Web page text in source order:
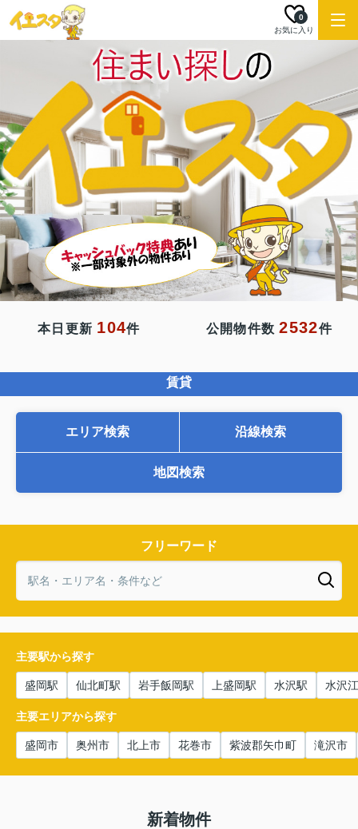
お気に入り
0
本日更新 104件 公開物件数2532件
賃貸
エリア検索 沿線検索
地図検索
フリーワード
主要駅から探す
盛岡駅 仙北町駅 岩手飯岡駅 上盛岡駅 水沢駅 水沢
主要エリアから探す
盛岡市 奥州市 北上市 花巻市 紫波郡矢巾町 滝沢市
新着物件